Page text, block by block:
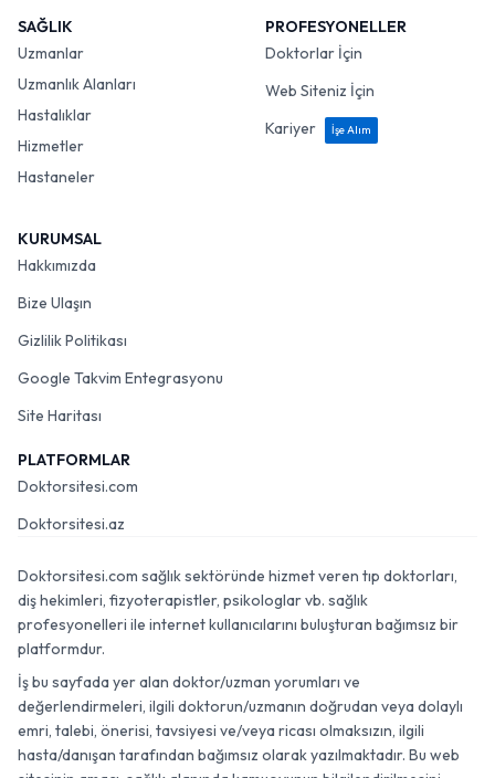
SAĞLIK
Uzmanlar
Uzmanlık Alanları
Hastalıklar
Hizmetler
Hastaneler
PROFESYONELLER
Doktorlar İçin
Web Siteniz İçin
Kariyer
İşe Alım
KURUMSAL
Hakkımızda
Bize Ulaşın
Gizlilik Politikası
Google Takvim Entegrasyonu
Site Haritası
PLATFORMLAR
Doktorsitesi.com
Doktorsitesi.az
Doktorsitesi.com sağlık sektöründe hizmet veren tıp doktorları,
diş hekimleri, fizyoterapistler, psikologlar vb. sağlık
profesyonelleri ile internet kullanıcılarını buluşturan bağımsız bir
platformdur.
İş bu sayfada yer alan doktor/uzman yorumları ve
değerlendirmeleri, ilgili doktorun/uzmanın doğrudan veya dolaylı
emri, talebi, önerisi, tavsiyesi ve/veya ricası olmaksızın, ilgili
hasta/danışan tarafından bağımsız olarak yazılmaktadır. Bu web